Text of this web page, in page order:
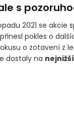
s
2021 se akcie
pokles o
o zotavení z
dostaly na